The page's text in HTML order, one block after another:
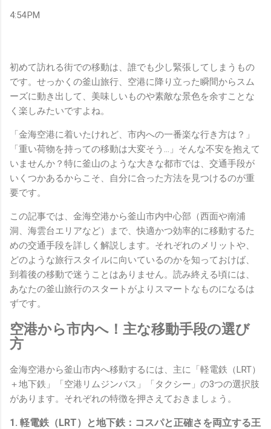
4:54 PM
初めて訪れる街での移動は、誰でも少し緊張してしまうもの
です。せっかくの釜山旅行、空港に降り立った瞬間からスム
ーズに動き出して、美味しいものや素敵な景色を余すことな
く楽しみたいですよね。
「金海空港に着いたけれど、市内への一番楽な行き方は？」
「重い荷物を持っての移動は大変そう…」そんな不安を抱えて
いませんか？特に釜山のような大きな都市では、交通手段が
いくつかあるからこそ、自分に合った方法を見つけるのが重
要です。
この記事では、金海空港から釜山市内中心部（西面や南浦
洞、海雲台エリアなど）まで、快適かつ効率的に移動するた
めの交通手段を詳しく解説します。それぞれのメリットや、
どのような旅行スタイルに向いているのかを知っておけば、
到着後の移動で迷うことはありません。読み終える頃には、
あなたの釜山旅行のスタートがよりスマートなものになるは
ずです。
空港から市内へ！主な移動手段の選び
方
金海空港から釜山市内へ移動するには、主に「軽電鉄（LRT）
＋地下鉄」「空港リムジンバス」「タクシー」の3つの選択肢
があります。それぞれの特徴を押さえておきましょう。
1. 軽電鉄（LRT）と地下鉄：コスパと正確さを両立する王